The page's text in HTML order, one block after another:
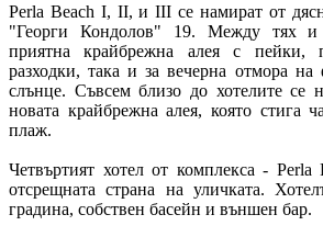
Perla Beach I, II, и III се намират от
"Георги Кондолов" 19. Между тях
приятна крайбрежна алея с пейки,
разходки, така и за вечерна отмора на
слънце. Съвсем близо до хотелите се
новата крайбрежна алея, която
плаж.
Четвъртият хотел от комплекса -
отсрещната страна на уличката.
градина, собствен басейн и външен бар.